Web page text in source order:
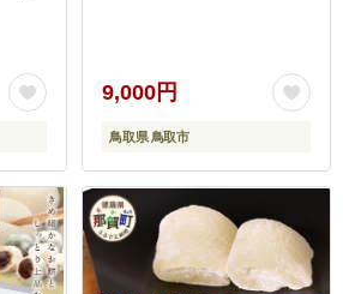
9,000円
鳥取県 鳥取市